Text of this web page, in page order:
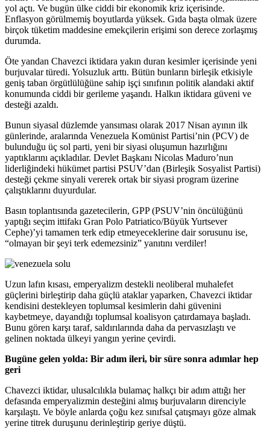
yol açtı. Ve bugün ülke ciddi bir ekonomik kriz içerisinde.
Enflasyon görülmemiş boyutlarda yüksek. Gıda başta olmak üzere
birçok tüketim maddesine emekçilerin erişimi son derece zorlaşmış
durumda.
Öte yandan Chavezci iktidara yakın duran kesimler içerisinde yeni
burjuvalar türedi. Yolsuzluk arttı. Bütün bunların birleşik etkisiyle
geniş taban örgütlülüğüne sahip işçi sınıfının politik alandaki aktif
konumunda ciddi bir gerileme yaşandı. Halkın iktidara güveni ve
desteği azaldı.
Bunun siyasal düzlemde yansıması olarak 2017 Nisan ayının ilk
günlerinde, aralarında Venezuela Komünist Partisi’nin (PCV) de
bulunduğu üç sol parti, yeni bir siyasi oluşumun hazırlığını
yaptıklarını açıkladılar. Devlet Başkanı Nicolas Maduro’nun
liderliğindeki hükümet partisi PSUV’dan (Birleşik Sosyalist Partisi)
desteği çekme sinyali vererek ortak bir siyasi program üzerine
çalıştıklarını duyurdular.
Basın toplantısında gazetecilerin, GPP (PSUV’nin öncülüğünü
yaptığı seçim ittifakı Gran Polo Patriatico/Büyük Yurtsever
Cephe)’yi tamamen terk edip etmeyeceklerine dair sorusunu ise,
“olmayan bir şeyi terk edemezsiniz” yanıtını verdiler!
Uzun lafın kısası, emperyalizm destekli neoliberal muhalefet
güçlerini birleştirip daha güçlü ataklar yaparken, Chavezci iktidar
kendisini destekleyen toplumsal kesimlerin dahi güvenini
kaybetmeye, dayandığı toplumsal koalisyon çatırdamaya başladı.
Bunu gören karşı taraf, saldırılarında daha da pervasızlaştı ve
gelinen noktada ülkeyi yangın yerine çevirdi.
Bugüne gelen yolda: Bir adım ileri, bir süre sonra adımlar hep
geri
Chavezci iktidar, ulusalcılıkla bulamaç halkçı bir adım attığı her
defasında emperyalizmin desteğini almış burjuvaların direnciyle
karşılaştı. Ve böyle anlarda çoğu kez sınıfsal çatışmayı göze almak
yerine titrek duruşunu derinleştirip geriye düştü.